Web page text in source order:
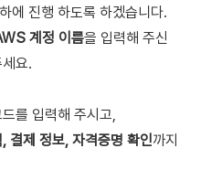
에 진행 하도록 하겠습니다.
계정 이름을 입력해 주신
요.
를 입력해 주시고,
결제 정보, 자격증명 확인까지